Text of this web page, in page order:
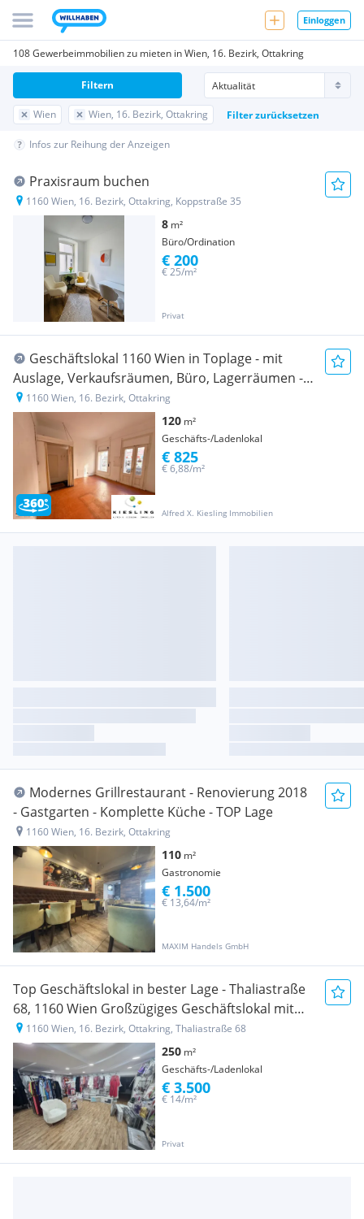
Einloggen
108 Gewerbeimmobilien zu mieten in Wien, 16. Bezirk, Ottakring
Wien Wien, 16. Bezirk, Ottakring Filter zurücksetzen
Filtern
Infos zur Reihung der Anzeigen
Praxisraum buchen
1160 Wien, 16. Bezirk, Ottakring, Koppstraße 35
8 m²
Büro/Ordination
Privat
€ 25/m²
€ 200
Geschäftslokal 1160 Wien in Toplage - mit
Auslage, Verkaufsräumen, Büro, Lagerräumen -
Nahe Ottakring
1160 Wien, 16. Bezirk, Ottakring
120 m²
Geschäfts-/Ladenlokal
Alfred X. Kiesling Immobilien
€ 6,88/m²
€ 825
Modernes Grillrestaurant - Renovierung 2018
- Gastgarten - Komplette Küche - TOP Lage
1160 Wien, 16. Bezirk, Ottakring
110 m²
Gastronomie
MAXIM Handels GmbH
€ 13,64/m²
€ 1.500
Top Geschäftslokal in bester Lage - Thaliastraße
68, 1160 Wien Großzügiges Geschäftslokal mit
ca. 250 m² in ausgezeichneter Frequenzlage zu
vermieten! Nutzen Sie diese seltene Gelegenheit
und sichern Sie sich ein Geschäftslokal in einer
der belebtesten La
1160 Wien, 16. Bezirk, Ottakring, Thaliastraße 68
250 m²
Geschäfts-/Ladenlokal
Privat
€ 14/m²
€ 3.500